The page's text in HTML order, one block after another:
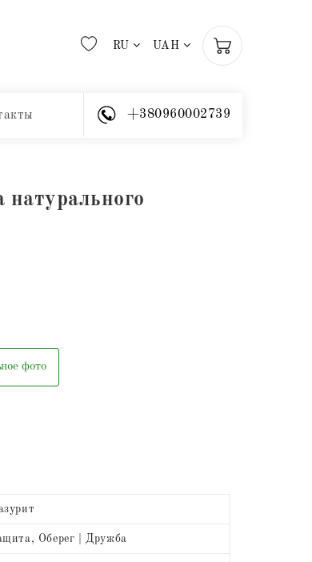
RU UAH
+380960002739
натурального
фото
Оберег | Дружба